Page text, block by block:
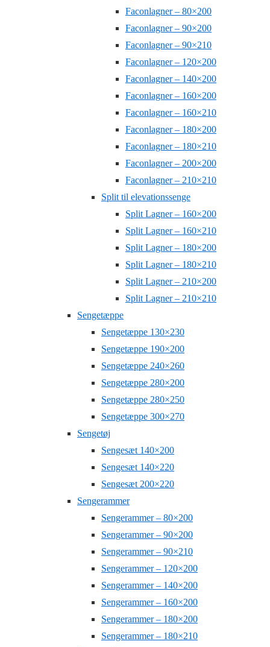
Faconlagner – 80×200
Faconlagner – 90×200
Faconlagner – 90×210
Faconlagner – 120×200
Faconlagner – 140×200
Faconlagner – 160×200
Faconlagner – 160×210
Faconlagner – 180×200
Faconlagner – 180×210
Faconlagner – 200×200
Faconlagner – 210×210
Split til elevationssenge
Split Lagner – 160×200
Split Lagner – 160×210
Split Lagner – 180×200
Split Lagner – 180×210
Split Lagner – 210×200
Split Lagner – 210×210
Sengetæppe
Sengetæppe 130×230
Sengetæppe 190×200
Sengetæppe 240×260
Sengetæppe 280×200
Sengetæppe 280×250
Sengetæppe 300×270
Sengetøj
Sengesæt 140×200
Sengesæt 140×220
Sengesæt 200×220
Sengerammer
Sengerammer – 80×200
Sengerammer – 90×200
Sengerammer – 90×210
Sengerammer – 120×200
Sengerammer – 140×200
Sengerammer – 160×200
Sengerammer – 180×200
Sengerammer – 180×210